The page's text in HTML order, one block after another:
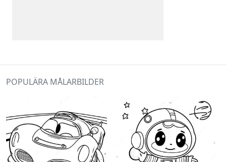
POPULÄRA MÅLARBILDER